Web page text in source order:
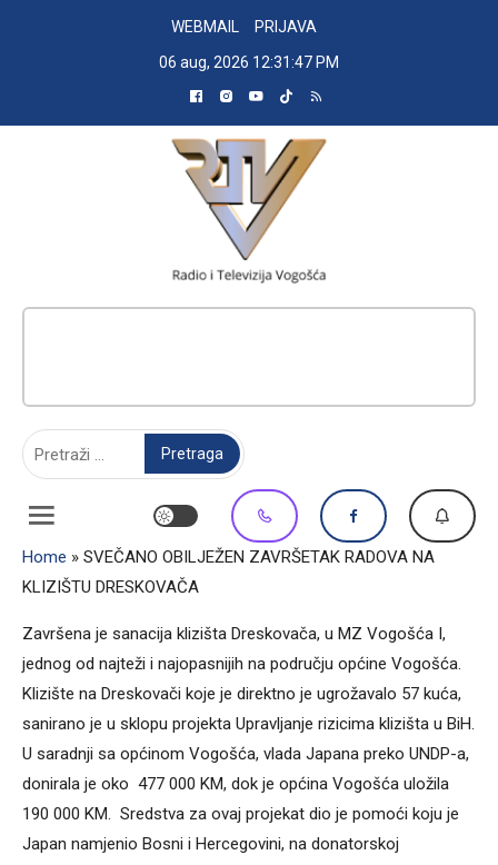
WEBMAIL
PRIJAVA
06 aug, 2026 12:31:48 PM
Home » SVEČANO OBILJEŽEN ZAVRŠETAK RADOVA NA
KLIZIŠTU DRESKOVAČA
Završena je sanacija klizišta Dreskovača, u MZ Vogošća I,
jednog od najteži i najopasnijih na području općine Vogošća.
Klizište na Dreskovači koje je direktno je ugrožavalo 57 kuća,
sanirano je u sklopu projekta Upravljanje rizicima klizišta u BiH.
U saradnji sa općinom Vogošća, vlada Japana preko UNDP-a,
donirala je oko 477 000 KM, dok je općina Vogošća uložila
190 000 KM. Sredstva za ovaj projekat dio je pomoći koju je
Japan namjenio Bosni i Hercegovini, na donatorskoj